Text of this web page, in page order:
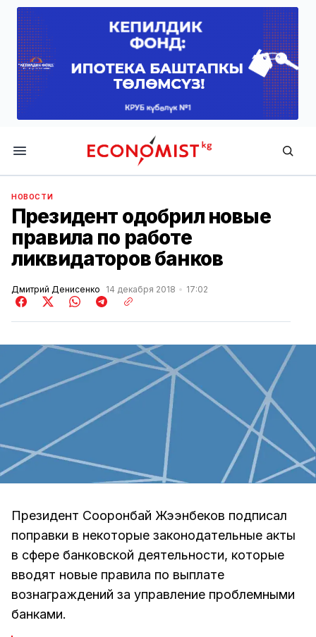
Economist.kg
НОВОСТИ
Президент одобрил новые
правила по работе
ликвидаторов банков
Дмитрий Денисенко 14 декабря 2018 17:02
Президент Сооронбай Жээнбеков подписал
поправки в некоторые законодательные акты
в сфере банковской деятельности, которые
вводят новые правила по выплате
вознаграждений за управление проблемными
банками.